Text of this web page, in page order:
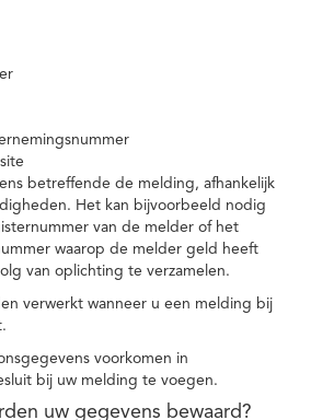
betreffende de melding, afhankelijk
Het kan bijvoorbeeld nodig
van de melder of het
waarop de melder geld heeft
van oplichting te verzamelen.
verwerkt wanneer u een melding bij
voorkomen in
bij uw melding te voegen.
uw gegevens bewaard?